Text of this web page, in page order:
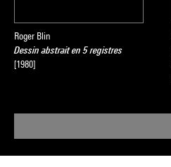
Roger Blin
Dessin abstrait en 5 registres
[1980]